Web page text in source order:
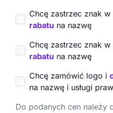
Chcę zastrzec znak w
rabatu na nazwę
Chcę zastrzec znak w
rabatu na nazwę
Chcę zamówić logo i
na nazwę i usługi
Do podanych cen należy